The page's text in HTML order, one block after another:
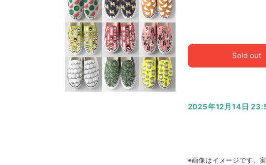
Sold out
2025年12月14日
※画像はイメージです。